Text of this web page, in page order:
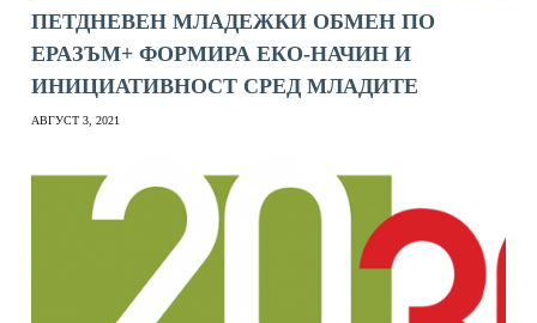
ПЕТДНЕВЕН МЛАДЕЖКИ ОБМЕН ПО
ЕРАЗЪМ+ ФОРМИРА ЕКО-НАЧИН И
ИНИЦИАТИВНОСТ СРЕД МЛАДИТЕ
АВГУСТ 3, 2021